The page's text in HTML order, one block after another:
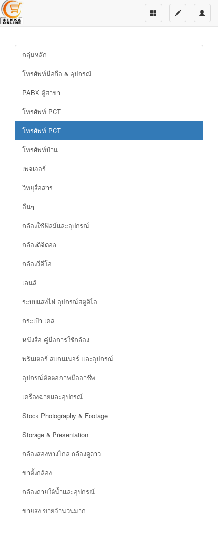
กลุ่มหลัก
โทรศัพท์มือถือ & อุปกรณ์
PABX ตู้สาขา
โทรศัพท์ PCT
โทรศัพท์ PCT
โทรศัพท์บ้าน
เพจเจอร์
วิทยุสื่อสาร
อื่นๆ
กล้องใช้ฟิลม์และอุปกรณ์
กล้องดิจิตอล
กล้องวีดีโอ
เลนส์
ระบบแสงไฟ อุปกรณ์สตูดิโอ
กระเป๋า เคส
หนังสือ คู่มือการใช้กล้อง
พรินเตอร์ สแกนเนอร์ และอุปกรณ์
อุปกรณ์ตัดต่อภาพมืออาชีพ
เครื่องฉายและอุปกรณ์
Stock Photography & Footage
Storage & Presentation
กล้องส่องทางไกล กล้องดูดาว
ขาตั้งกล้อง
กล้องถ่ายใต้น้ำและอุปกรณ์
ขายส่ง ขายจำนวนมาก